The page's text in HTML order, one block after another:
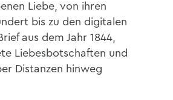
Liebe, von ihren
bis zu den digitalen
aus dem Jahr 1844,
Liebesbotschaften und
Distanzen hinweg